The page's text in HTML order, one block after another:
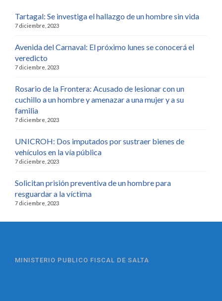
Tartagal: Se investiga el hallazgo de un hombre sin vida
7 diciembre, 2023
Avenida del Carnaval: El próximo lunes se conocerá el
veredicto
7 diciembre, 2023
Rosario de la Frontera: Acusado de lesionar con un
cuchillo a un hombre y amenazar a una mujer y a su
familia
7 diciembre, 2023
UNICROH: Dos imputados por sustraer bienes de
vehículos en la vía pública
7 diciembre, 2023
Solicitan prisión preventiva de un hombre para
resguardar a la víctima
7 diciembre, 2023
MINISTERIO PUBLICO FISCAL DE SALTA